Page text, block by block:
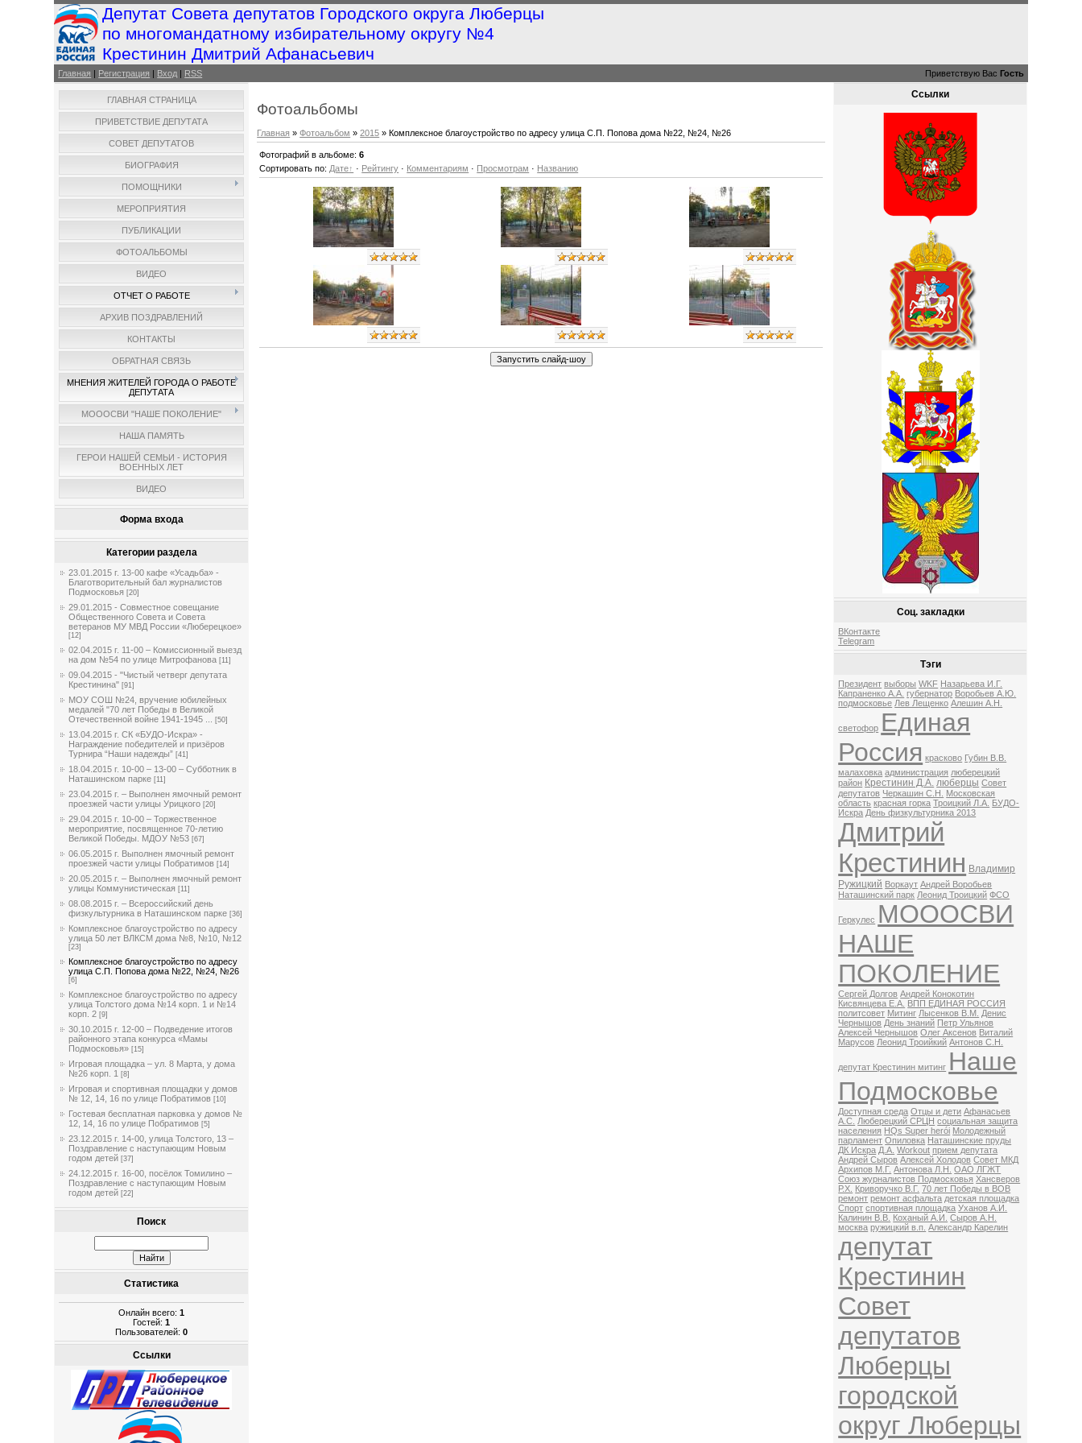
Депутат Совета депутатов Городского округа Люберцы
по многомандатному избирательному округу №4
Крестинин Дмитрий Афанасьевич
Главная | Регистрация | Вход | RSS Приветствую Вас Гость
ГЛАВНАЯ СТРАНИЦА
ПРИВЕТСТВИЕ ДЕПУТАТА
СОВЕТ ДЕПУТАТОВ
БИОГРАФИЯ
ПОМОЩНИКИ
МЕРОПРИЯТИЯ
ПУБЛИКАЦИИ
ФОТОАЛЬБОМЫ
ВИДЕО
ОТЧЕТ О РАБОТЕ
АРХИВ ПОЗДРАВЛЕНИЙ
КОНТАКТЫ
ОБРАТНАЯ СВЯЗЬ
МНЕНИЯ ЖИТЕЛЕЙ ГОРОДА О РАБОТЕ
ДЕПУТАТА
МОООСВИ "НАШЕ ПОКОЛЕНИЕ"
НАША ПАМЯТЬ
ГЕРОИ НАШЕЙ СЕМЬИ - ИСТОРИЯ
ВОЕННЫХ ЛЕТ
ВИДЕО
Форма входа
Категории раздела
23.01.2015 г. 13-00 кафе «Усадьба» -
Благотворительный бал журналистов
Подмосковья [20]
29.01.2015 - Совместное совещание
Общественного Совета и Совета
ветеранов МУ МВД России «Люберецкое»
[12]
02.04.2015 г. 11-00 – Комиссионный выезд
на дом №54 по улице Митрофанова [11]
09.04.2015 - "Чистый четверг депутата
Крестинина" [91]
МОУ СОШ №24, вручение юбилейных
медалей "70 лет Победы в Великой
Отечественной войне 1941-1945 ...
[50]
13.04.2015 г. СК «БУДО-Искра» -
Награждение победителей и призёров
Турнира “Наши надежды” [41]
18.04.2015 г. 10-00 – 13-00 – Субботник в
Наташинском парке [11]
23.04.2015 г. – Выполнен ямочный ремонт
проезжей части улицы Урицкого [20]
29.04.2015 г. 10-00 – Торжественное
мероприятие, посвященное 70-летию
Великой Победы. МДОУ №53 [67]
06.05.2015 г. Выполнен ямочный ремонт
проезжей части улицы Побратимов [14]
20.05.2015 г. – Выполнен ямочный ремонт
улицы Коммунистическая [11]
08.08.2015 г. – Всероссийский день
физкультурника в Наташинском парке [36]
Комплексное благоустройство по адресу
улица 50 лет ВЛКСМ дома №8, №10, №12
[23]
Комплексное благоустройство по адресу
улица С.П. Попова дома №22, №24, №26
[6]
Комплексное благоустройство по адресу
улица Толстого дома №14 корп. 1 и №14
корп. 2 [9]
30.10.2015 г. 12-00 – Подведение итогов
районного этапа конкурса «Мамы
Подмосковья» [15]
Игровая площадка – ул. 8 Марта, у дома
№26 корп. 1 [8]
Игровая и спортивная площадки у домов
№ 12, 14, 16 по улице Побратимов [10]
Гостевая бесплатная парковка у домов №
12, 14, 16 по улице Побратимов [5]
23.12.2015 г. 14-00, улица Толстого, 13 –
Поздравление с наступающим Новым
годом детей [37]
24.12.2015 г. 16-00, посёлок Томилино –
Поздравление с наступающим Новым
годом детей [22]
Поиск
Статистика
Онлайн всего:1
Гостей:1
Пользователей:0
Ссылки
Фотоальбомы
Главная »Фотоальбом »2015 » Комплексное благоустройство по адресу улица С.П. Попова дома №22, №24, №26
Фотографий в альбоме:6
Сортировать по: Дате · Рейтингу · Комментариям · Просмотрам · Названию
Ссылки
Соц. закладки
ВКонтакте
Telegram
Тэги
Президент выборы WKF Назарьева И.Г.
Капраненко А.А. губернатор Воробьев А.Ю.
подмосковье Лев Лещенко Алешин А.Н.
светофор Единая
Россия красково Губин В.В.
малаховка администрация люберецкий
район Крестинин Д.А. люберцы Совет
депутатов Черкашин С.Н.
Московская
область красная горка Троицкий Л.А. БУДО-
Искра День физкультурника 2013
Дмитрий
Крестинин Владимир
Ружицкий Воркаут Андрей Воробьев
Наташинский парк Леонид Троицкий ФСО
Геркулес МОООСВИ
НАШЕ
ПОКОЛЕНИЕ
Сергей Долгов Андрей Конокотин
Кисвянцева Е.А. ВПП ЕДИНАЯ РОССИЯ
политсовет Митинг Лысенков В.М. Денис
Чернышов День знаний Петр Ульянов
Алексей Чернышов Олег Аксенов Виталий
Марусов Леонид Троийкий Антонов С.Н.
депутат Крестинин митинг Наше
Подмосковье
Доступная среда Отцы и дети Афанасьев
А.С. Люберецкий СРЦН социальная защита
населения HQs Super herói Молодежный
парламент Опиловка Наташинские пруды
ДК Искра Д.А. Workout прием депутата
Андрей Сыров Алексей Холодов Совет МКД
Архипов М.Г. Антонова Л.Н.
ОАО ЛГЖТ
Союз журналистов Подмосковья Хансверов
Р.Х. Криворучко В.Г. 70 лет Победы в ВОВ
ремонт ремонт асфальта детская площадка
Спорт спортивная площадка Уханов А.И.
Калинин В.В. Коханый А.И.
Сыров А.Н.
москва ружицкий в.п. Александр Карелин
депутат
Крестинин
Совет
депутатов
Люберцы
городской
округ Люберцы